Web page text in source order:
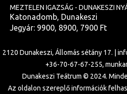
MEZTELEN IGAZSÁG - DUNAKESZI
Katonadomb, Dunakeszi
Jegyár: 9900, 8900, 7900 Ft
2120 Dunakeszi, Állomás sétány 17. |
+36-70-67-67-255,
Dunakeszi Teátrum © 2024.
Az oldalon szereplő információk